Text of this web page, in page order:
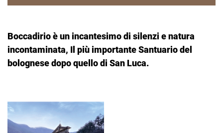
Boccadirio è un incantesimo di silenzi e natura
incontaminata, Il più importante Santuario del
bolognese dopo quello di San Luca.